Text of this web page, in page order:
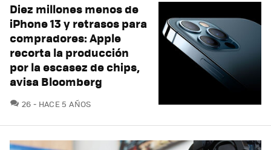
Diez millones menos de
iPhone 13 y retrasos para
compradores: Apple
recorta la producción
por la escasez de chips,
avisa Bloomberg
26 COMENTARIOS
HACE 5 AÑOS